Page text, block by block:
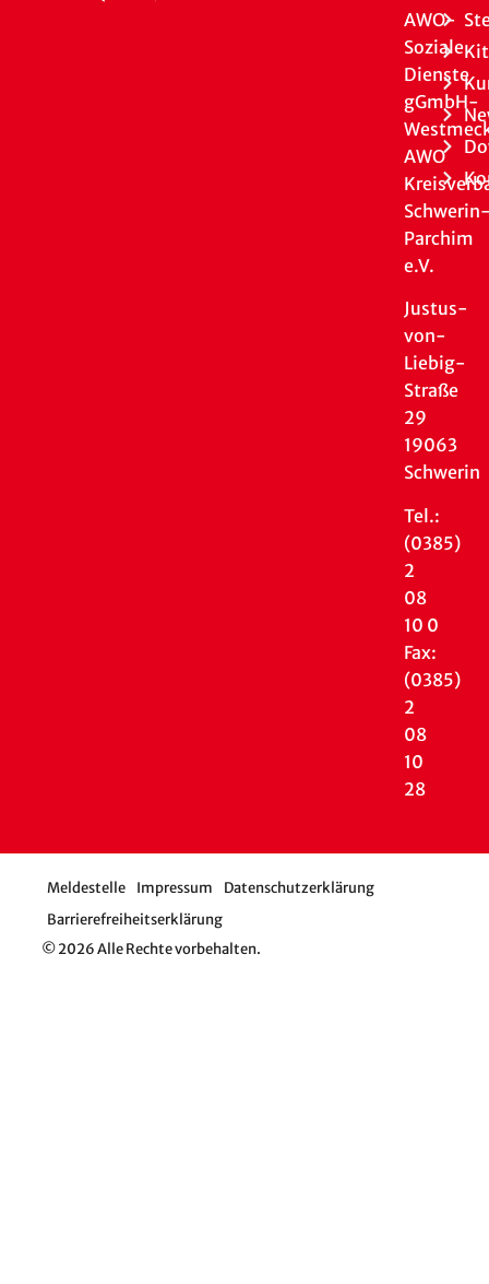
AWO-
Soziale
Dienste
gGmbH-
AWO
Parchim
e.V.
Justus-
von-
Liebig-
Straße
29
19063
Schwerin
Tel.:
(0385)
2
08
10 0
Fax:
(0385)
2
08
10
28
© 2026 Alle Rechte vorbehalten.
Meldestelle Impressum
Datenschutzerklärung
Barrierefreiheitserklärung